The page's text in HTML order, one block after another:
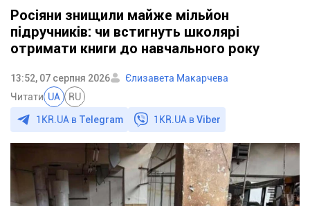
Росіяни знищили майже мільйон
підручників: чи встигнуть школярі
отримати книги до навчального року
13:52, 07 серпня 2026
Єлизавета Макарчева
Читати UA RU
1KR.UA в Telegram 1KR.UA вViber